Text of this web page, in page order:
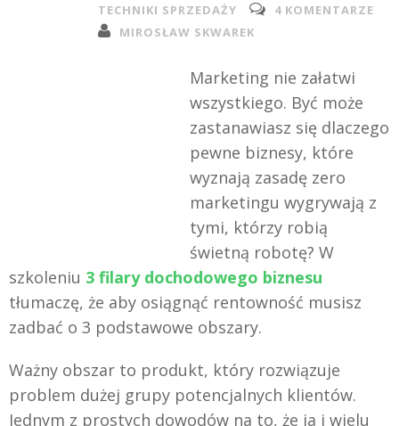
TECHNIKI SPRZEDAŻY
4 KOMENTARZE
MIROSŁAW SKWAREK
Marketing nie załatwi
wszystkiego. Być może
zastanawiasz się dlaczego
pewne biznesy, które
wyznają zasadę zero
marketingu wygrywają z
tymi, którzy robią
świetną robotę? W
szkoleniu 3 filary dochodowego biznesu
tłumaczę, że aby osiągnąć rentowność musisz
zadbać o 3 podstawowe obszary.
Ważny obszar to produkt, który rozwiązuje
problem dużej grupy potencjalnych klientów.
Jednym z prostych dowodów na to, że ja i wielu